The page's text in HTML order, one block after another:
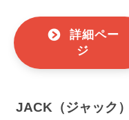
詳細ペー
ジ
JACK（ジャック